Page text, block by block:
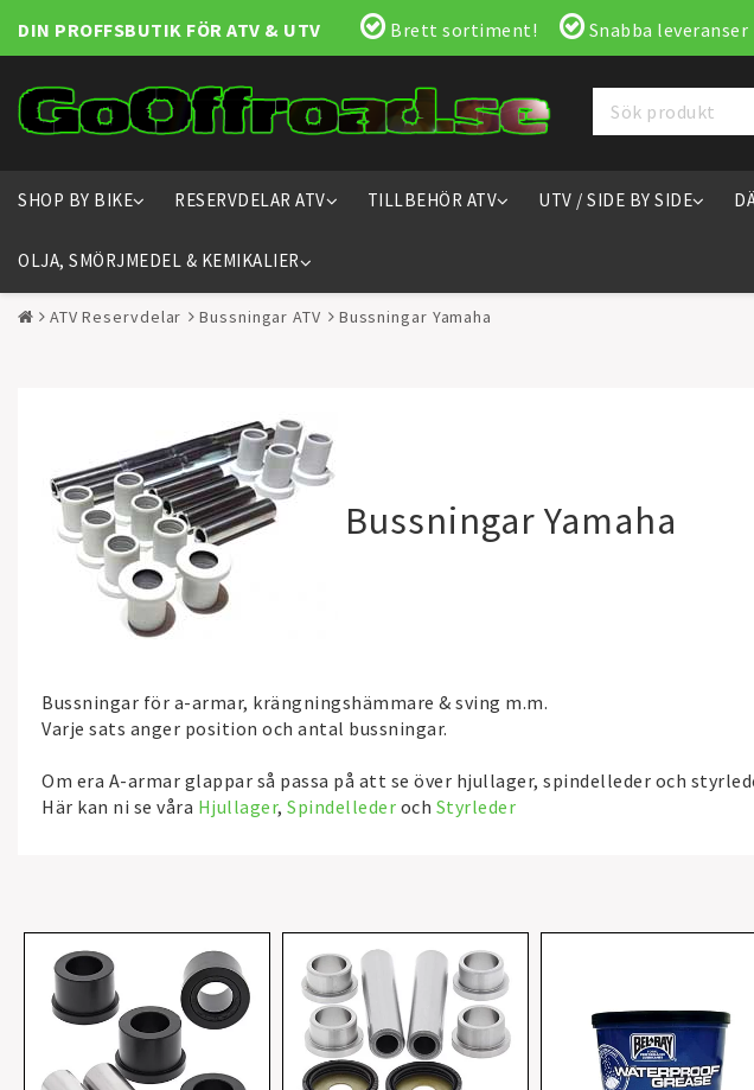
DIN PROFFSBUTIK FÖR ATV & UTV Brett sortiment! Snabba leveranser
SHOP BY BIKE RESERVDELAR ATV TILLBEHÖR ATV UTV / SIDE BY SIDE
OLJA, SMÖRJMEDEL & KEMIKALIER
ATV Reservdelar Bussningar ATV Bussningar Yamaha
Bussningar Yamaha
Bussningar för a-armar, krängningshämmare & sving m.m.
Varje sats anger position och antal bussningar.
Om era A-armar glappar så passa på att se över hjullager, spindelleder och
Här kan ni se våra Hjullager, Spindelleder och Styrleder